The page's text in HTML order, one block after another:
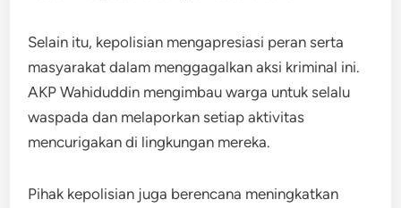
Selain itu, kepolisian mengapresiasi peran serta
masyarakat dalam menggagalkan aksi kriminal ini.
AKP Wahiduddin mengimbau warga untuk selalu
waspada dan melaporkan setiap aktivitas
mencurigakan di lingkungan mereka.
Pihak kepolisian juga berencana meningkatkan